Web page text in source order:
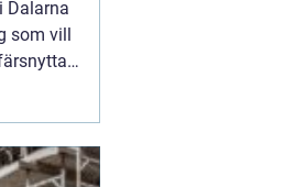
Dalarna
som vill
skogar,